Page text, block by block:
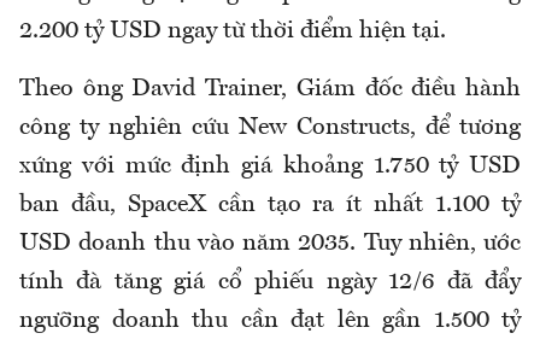
2.200 tỷ USD ngay từ thời điểm hiện tại.
Theo ông David Trainer, Giám đốc điều hành
công ty nghiên cứu New Constructs, để tương
xứng với mức định giá khoảng 1.750 tỷ USD
ban đầu, SpaceX cần tạo ra ít nhất 1.100 tỷ
USD doanh thu vào năm 2035. Tuy nhiên, ước
tính đà tăng giá cổ phiếu ngày 12/6 đã đẩy
ngưỡng doanh thu cần đạt lên gần 1.500 tỷ